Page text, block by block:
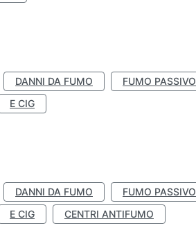
DANNI DA FUMO
FUMO PASSIVO
E CIG
DANNI DA FUMO
FUMO PASSIVO
E CIG CENTRI ANTIFUMO